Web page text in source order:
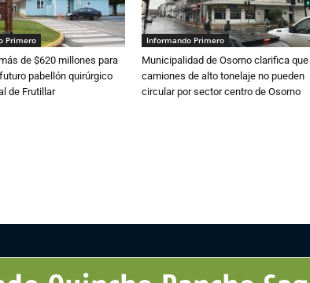
Primero
de $620 millones para
pabellón quirúrgico
de Frutillar
Informando Primero
Municipalidad de Osorno clarifica que
camiones de alto tonelaje no pueden
circular por sector centro de Osorno